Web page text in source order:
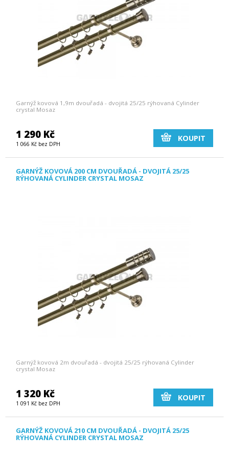
Garnýž kovová 1,9m dvouřadá - dvojitá 25/25 rýhovaná Cylinder
crystal Mosaz
1 290 Kč
1 066 Kč bez DPH
KOUPIT
GARNÝŽ KOVOVÁ 200 CM DVOUŘADÁ - DVOJITÁ 25/25
RÝHOVANÁ CYLINDER CRYSTAL MOSAZ
Garnýž kovová 2m dvouřadá - dvojitá 25/25 rýhovaná Cylinder
crystal Mosaz
1 320 Kč
1 091 Kč bez DPH
KOUPIT
GARNÝŽ KOVOVÁ 210 CM DVOUŘADÁ - DVOJITÁ 25/25
RÝHOVANÁ CYLINDER CRYSTAL MOSAZ